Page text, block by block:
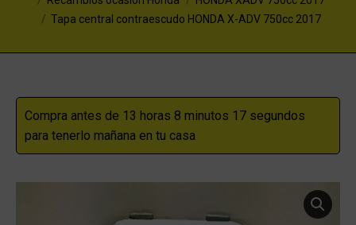
Tapa central contraescudo HONDA X-ADV 750cc 2017
Compra antes de 13 horas 8 minutos 16 segundos
para tenerlo mañana en tu casa